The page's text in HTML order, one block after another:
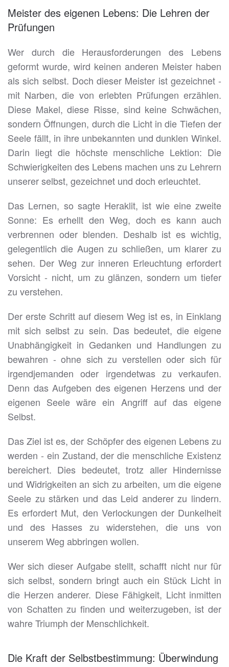
Meister des eigenen Lebens: Die Lehren der
Prüfungen
Wer durch die Herausforderungen des Lebens
geformt wurde, wird keinen anderen Meister haben
als sich selbst. Doch dieser Meister ist gezeichnet -
mit Narben, die von erlebten Prüfungen erzählen.
Diese Makel, diese Risse, sind keine Schwächen,
sondern Öffnungen, durch die Licht in die Tiefen der
Seele fällt, in ihre unbekannten und dunklen Winkel.
Darin liegt die höchste menschliche Lektion: Die
Schwierigkeiten des Lebens machen uns zu Lehrern
unserer selbst, gezeichnet und doch erleuchtet.
Das Lernen, so sagte Heraklit, ist wie eine zweite
Sonne: Es erhellt den Weg, doch es kann auch
verbrennen oder blenden. Deshalb ist es wichtig,
gelegentlich die Augen zu schließen, um klarer zu
sehen. Der Weg zur inneren Erleuchtung erfordert
Vorsicht - nicht, um zu glänzen, sondern um tiefer
zu verstehen.
Der erste Schritt auf diesem Weg ist es, in Einklang
mit sich selbst zu sein. Das bedeutet, die eigene
Unabhängigkeit in Gedanken und Handlungen zu
bewahren - ohne sich zu verstellen oder sich für
irgendjemanden oder irgendetwas zu verkaufen.
Denn das Aufgeben des eigenen Herzens und der
eigenen Seele wäre ein Angriff auf das eigene
Selbst.
Das Ziel ist es, der Schöpfer des eigenen Lebens zu
werden - ein Zustand, der die menschliche Existenz
bereichert. Dies bedeutet, trotz aller Hindernisse
und Widrigkeiten an sich zu arbeiten, um die eigene
Seele zu stärken und das Leid anderer zu lindern.
Es erfordert Mut, den Verlockungen der Dunkelheit
und des Hasses zu widerstehen, die uns von
unserem Weg abbringen wollen.
Wer sich dieser Aufgabe stellt, schafft nicht nur für
sich selbst, sondern bringt auch ein Stück Licht in
die Herzen anderer. Diese Fähigkeit, Licht inmitten
von Schatten zu finden und weiterzugeben, ist der
wahre Triumph der Menschlichkeit.
Die Kraft der Selbstbestimmung: Überwindung